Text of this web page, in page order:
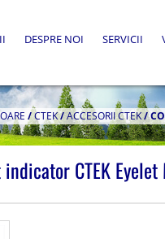
DESPRE NOI SERVICII
/CTEK/ACCESORII CTEK/
CTEK Eyelet